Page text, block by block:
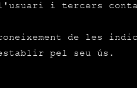
i tercers
de les
pel seu ús.